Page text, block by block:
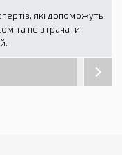
які допоможуть
та не втрачати